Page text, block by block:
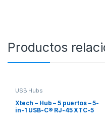
Productos
USB Hubs
Xtech – Hub – 5 puertos – 5-
in-1 USB-C® RJ-45 XTC-5